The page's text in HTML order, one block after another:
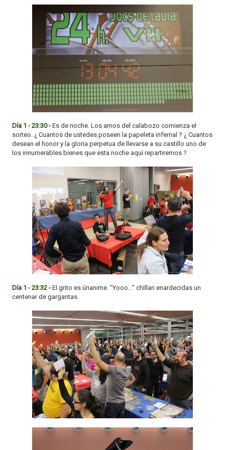
Día 1 - 23:30 - Es de noche. Los amos del calabozo comienza el
sorteo. ¿ Cuantos de ustedes poseen la papeleta infernal ? ¿ Cuantos
desean el honor y la gloria perpetua de llevarse a su castillo uno de
los innumerables bienes que esta noche aquí repartiremos ?
Día 1 - 23:32 - El grito es únanime. "Yooo..." chillan enardecidas un
centenar de gargantas.